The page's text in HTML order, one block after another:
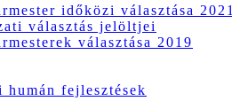
időközi választása 2021
választás jelöltjei
választása 2019
fejlesztések